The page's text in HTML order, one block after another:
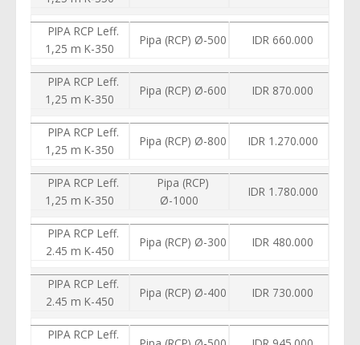
PIPA RCP Leff.
1,25 m K-350
Pipa (RCP) Ø-500 IDR 660.000
PIPA RCP Leff.
1,25 m K-350
Pipa (RCP) Ø-600 IDR 870.000
PIPA RCP Leff.
1,25 m K-350
Pipa (RCP) Ø-800 IDR 1.270.000
PIPA RCP Leff.
1,25 m K-350
Pipa (RCP)
Ø-1000
IDR 1.780.000
PIPA RCP Leff.
2.45 m K-450
Pipa (RCP) Ø-300 IDR 480.000
PIPA RCP Leff.
2.45 m K-450
Pipa (RCP) Ø-400 IDR 730.000
PIPA RCP Leff.